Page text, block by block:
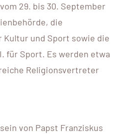
29. bis 30. September
die
und Sport sowie die
für Sport. Es werden etwa
Religionsvertreter
von Papst Franziskus